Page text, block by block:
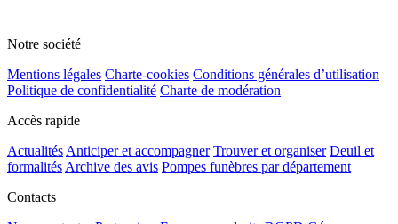
Notre société
Mentions légales Charte-cookies Conditions générales d’utilisation
Politique de confidentialité Charte de modération
Accès rapide
Actualités Anticiper et accompagner Trouver et organiser Deuil et
formalités Archive des avis Pompes funèbres par département
Contacts